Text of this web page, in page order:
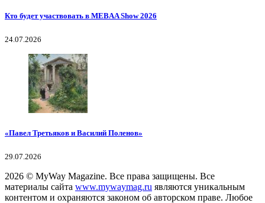
Кто будет участвовать в MEBAA Show 2026
24.07.2026
«Павел Третьяков и Василий Поленов»
29.07.2026
2026 © MyWay Magazine. Все права защищены. Все
материалы сайта www.mywaymag.ru являются уникальным
контентом и охраняются законом об авторском праве. Любое